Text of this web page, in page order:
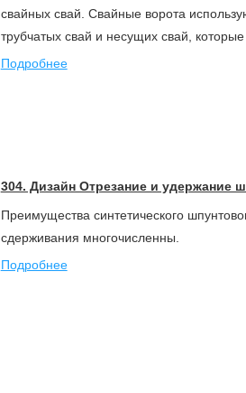
свайных свай. Свайные ворота
трубчатых свай и несущих свай,
Подробнее
304. Дизайн Отрезание и удержание
Преимущества синтетического
сдерживания многочисленны.
Подробнее